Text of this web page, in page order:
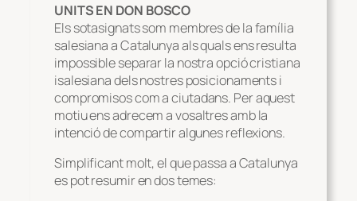
UNITS EN DON BOSCO
Els sotasignats som membres de la família
salesiana a Catalunya als quals ens resulta
impossible separar la nostra opció cristiana
isalesiana dels nostres posicionaments i
compromisos com a ciutadans. Per aquest
motiu ens adrecem a vosaltres amb la
intenció de compartir algunes reflexions.
Simplificant molt, el que passa a Catalunya
es pot resumir en dos temes: